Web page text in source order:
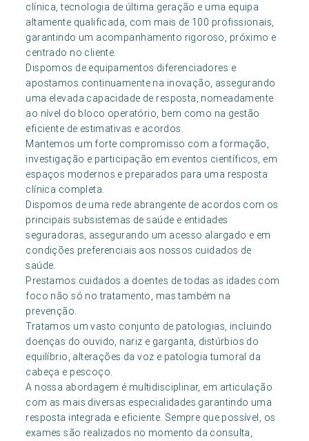
clínica, tecnologia de última geração e uma equipa
altamente qualificada, com mais de 100 profissionais,
garantindo um acompanhamento rigoroso, próximo e
centrado no cliente.
Dispomos de equipamentos diferenciadores e
apostamos continuamente na inovação, assegurando
uma elevada capacidade de resposta, nomeadamente
ao nível do bloco operatório, bem como na gestão
eficiente de estimativas e acordos.
Mantemos um forte compromisso com a formação,
investigação e participação em eventos científicos, em
espaços modernos e preparados para uma resposta
clínica completa.
Dispomos de uma rede abrangente de acordos com os
principais subsistemas de saúde e entidades
seguradoras, assegurando um acesso alargado e em
condições preferenciais aos nossos cuidados de
saúde.
Prestamos cuidados a doentes de todas as idades com
foco não só no tratamento, mas também na
prevenção.
Tratamos um vasto conjunto de patologias, incluindo
doenças do ouvido, nariz e garganta, distúrbios do
equilíbrio, alterações da voz e patologia tumoral da
cabeça e pescoço.
A nossa abordagem é multidisciplinar, em articulação
com as mais diversas especialidades garantindo uma
resposta integrada e eficiente. Sempre que possível, os
exames são realizados no momento da consulta,